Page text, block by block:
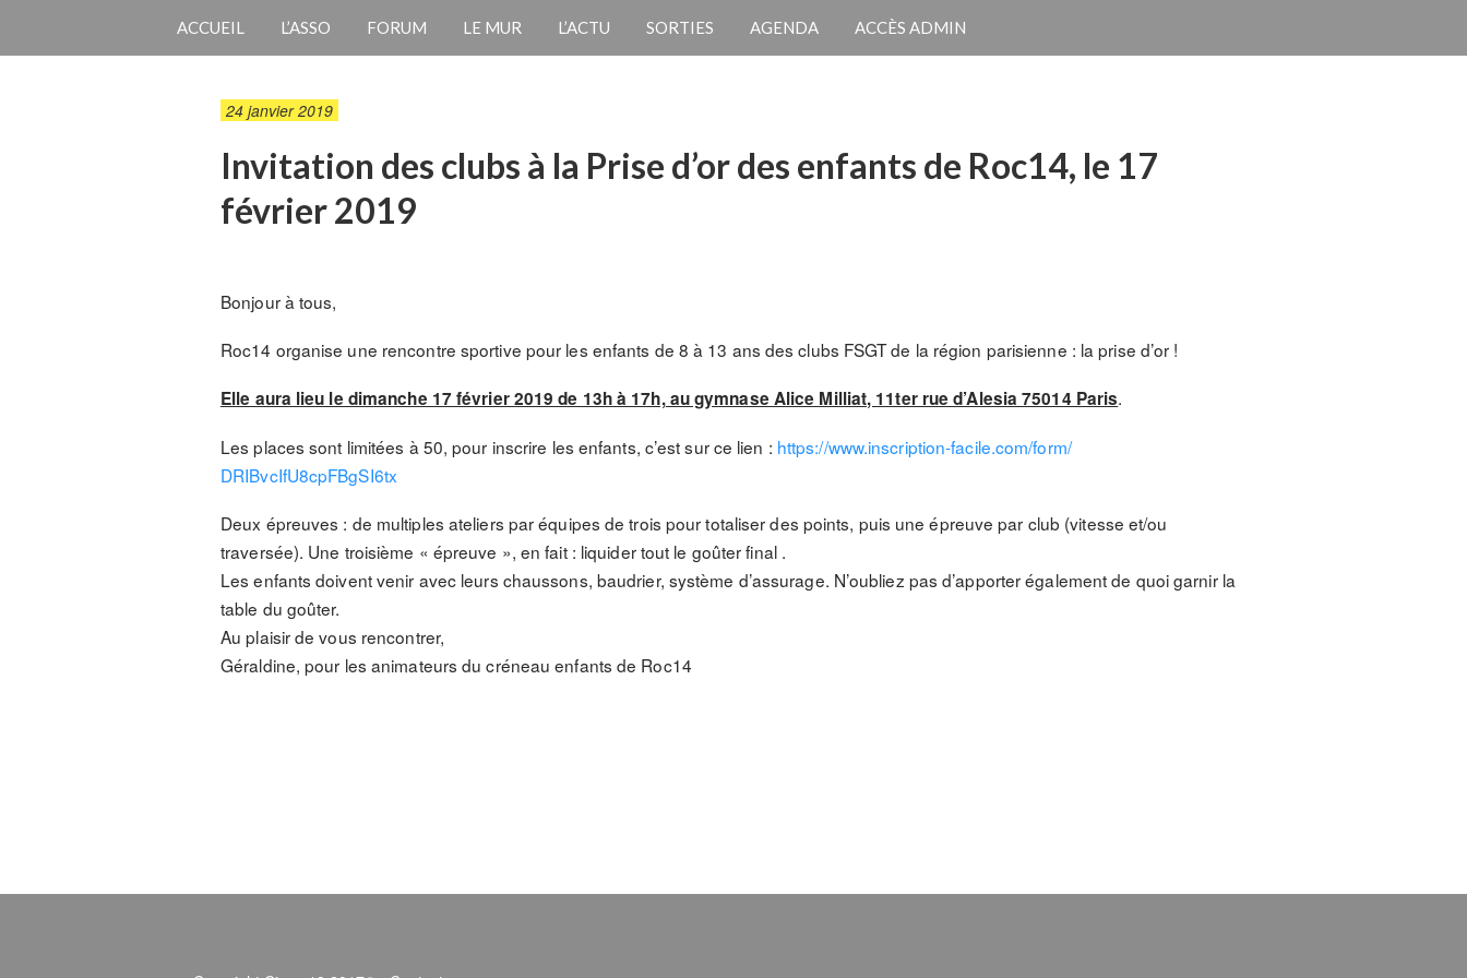
ACCUEIL L’ASSO FORUM LE MUR L’ACTU SORTIES AGENDA ACCÈS ADMIN
24 janvier 2019
Invitation des clubs à la Prise d’or des enfants de Roc14, le 17
février 2019
Bonjour à tous,
Roc14 organise une rencontre sportive pour les enfants de 8 à 13 ans des clubs FSGT de la région parisienne : la prise d’or !
Elle aura lieu le dimanche 17 février 2019 de 13h à 17h, au gymnase Alice Milliat, 11ter rue d’Alesia 75014 Paris.
Les places sont limitées à 50, pour inscrire les enfants, c’est sur ce lien : https://www.inscription-facile.com/form/
DRIBvcIfU8cpFBgSI6tx
Deux épreuves : de multiples ateliers par équipes de trois pour totaliser des points, puis une épreuve par club (vitesse et/ou
traversée). Une troisième « épreuve », en fait : liquider tout le goûter final .
Les enfants doivent venir avec leurs chaussons, baudrier, système d’assurage. N’oubliez pas d’apporter également de quoi garnir la
table du goûter.
Au plaisir de vous rencontrer,
Géraldine, pour les animateurs du créneau enfants de Roc14